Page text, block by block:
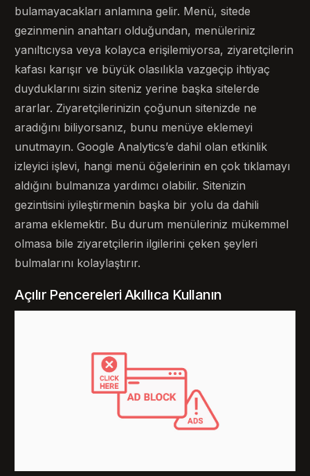
bulamayacakları anlamına gelir. Menü, sitede
gezinmenin anahtarı olduğundan, menüleriniz
yanıltıcıysa veya kolayca erişilemiyorsa, ziyaretçilerin
kafası karışır ve büyük olasılıkla vazgeçip ihtiyaç
duyduklarını sizin siteniz yerine başka sitelerde
ararlar. Ziyaretçilerinizin çoğunun sitenizde ne
aradığını biliyorsanız, bunu menüye eklemeyi
unutmayın. Google Analytics’e dahil olan etkinlik
izleyici işlevi, hangi menü öğelerinin en çok tıklamayı
aldığını bulmanıza yardımcı olabilir. Sitenizin
gezintisini iyileştirmenin başka bir yolu da dahili
arama eklemektir. Bu durum menüleriniz mükemmel
olmasa bile ziyaretçilerin ilgilerini çeken şeyleri
bulmalarını kolaylaştırır.
Açılır Pencereleri Akıllıca Kullanın